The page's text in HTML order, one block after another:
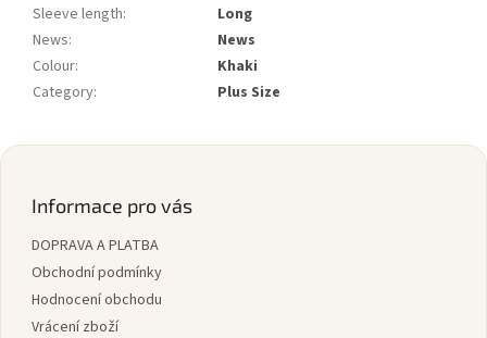
Sleeve length:
Long
News:
News
Colour:
Khaki
Category: Plus Size
Z
Informace pro vás
DOPRAVA A PLATBA
Obchodní podmínky
Hodnocení obchodu
Vrácení zboží